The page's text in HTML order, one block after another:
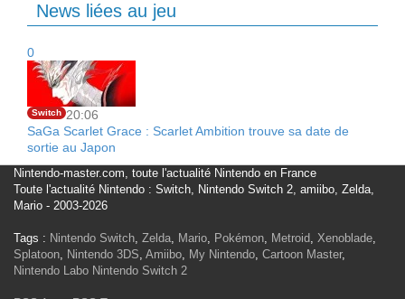
News liées au jeu
0
Switch 20:06
SaGa Scarlet Grace : Scarlet Ambition trouve sa date de
sortie au Japon
Nintendo-master.com, toute l'actualité Nintendo en France
Toute l'actualité Nintendo : Switch, Nintendo Switch 2, amiibo, Zelda,
Mario - 2003-2026
Tags : Nintendo Switch, Zelda, Mario, Pokémon, Metroid, Xenoblade,
Splatoon, Nintendo 3DS, Amiibo, My Nintendo, Cartoon Master,
Nintendo Labo Nintendo Switch 2